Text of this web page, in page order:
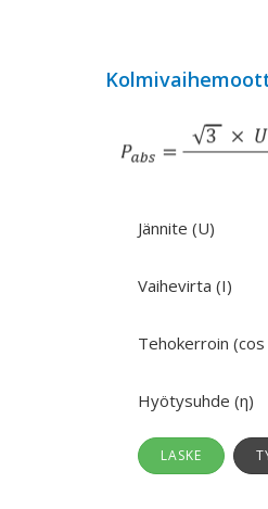
Jännite (U)
Vaihevirta (I)
Tehokerroin
Hyötysuhde (η)